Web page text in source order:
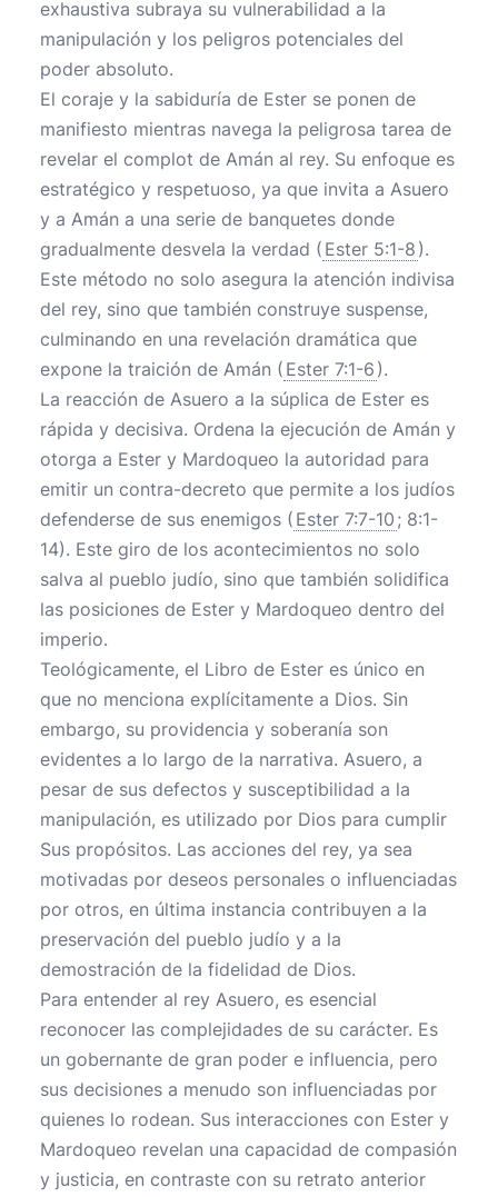
exhaustiva subraya su vulnerabilidad a la
manipulación y los peligros potenciales del
poder absoluto.
El coraje y la sabiduría de Ester se ponen de
manifiesto mientras navega la peligrosa tarea de
revelar el complot de Amán al rey. Su enfoque es
estratégico y respetuoso, ya que invita a Asuero
y a Amán a una serie de banquetes donde
gradualmente desvela la verdad ( Ester 5:1-8 ).
Este método no solo asegura la atención indivisa
del rey, sino que también construye suspense,
culminando en una revelación dramática que
expone la traición de Amán ( Ester 7:1-6 ).
La reacción de Asuero a la súplica de Ester es
rápida y decisiva. Ordena la ejecución de Amán y
otorga a Ester y Mardoqueo la autoridad para
emitir un contra-decreto que permite a los judíos
defenderse de sus enemigos ( Ester 7:7-10 ; 8:1-
14). Este giro de los acontecimientos no solo
salva al pueblo judío, sino que también solidifica
las posiciones de Ester y Mardoqueo dentro del
imperio.
Teológicamente, el Libro de Ester es único en
que no menciona explícitamente a Dios. Sin
embargo, su providencia y soberanía son
evidentes a lo largo de la narrativa. Asuero, a
pesar de sus defectos y susceptibilidad a la
manipulación, es utilizado por Dios para cumplir
Sus propósitos. Las acciones del rey, ya sea
motivadas por deseos personales o influenciadas
por otros, en última instancia contribuyen a la
preservación del pueblo judío y a la
demostración de la fidelidad de Dios.
Para entender al rey Asuero, es esencial
reconocer las complejidades de su carácter. Es
un gobernante de gran poder e influencia, pero
sus decisiones a menudo son influenciadas por
quienes lo rodean. Sus interacciones con Ester y
Mardoqueo revelan una capacidad de compasión
y justicia, en contraste con su retrato anterior